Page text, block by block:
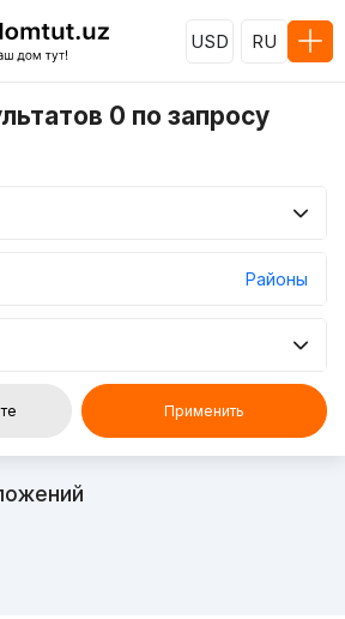
USD RU
0 по запросу
Районы
Применить